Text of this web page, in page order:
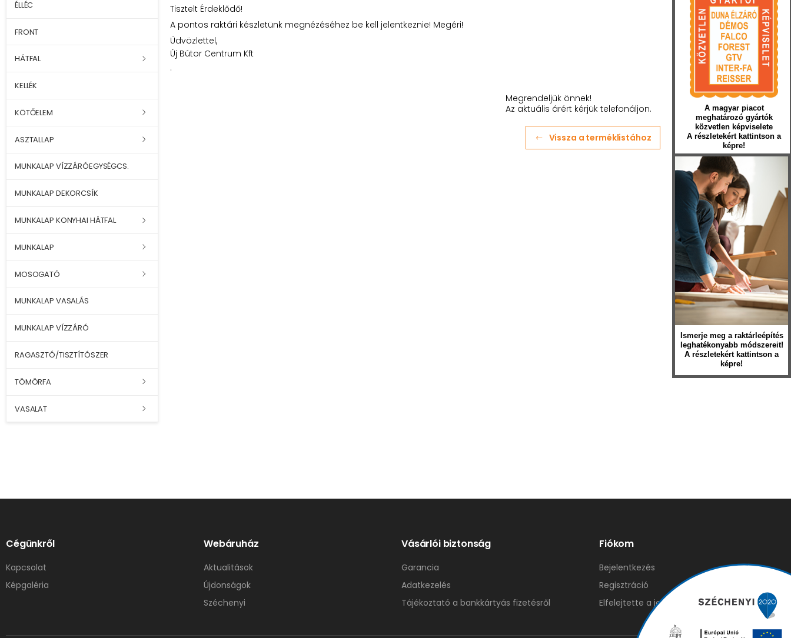
ÉLLÉC
FRONT
HÁTFAL
KELLÉK
KÖTŐELEM
ASZTALLAP
MUNKALAP VÍZZÁRÓEGYSÉGCS.
MUNKALAP DEKORCSÍK
MUNKALAP KONYHAI HÁTFAL
MUNKALAP
MOSOGATÓ
MUNKALAP VASALÁS
MUNKALAP VÍZZÁRÓ
RAGASZTÓ/TISZTÍTÓSZER
TÖMÖRFA
VASALAT
Tisztelt Érdeklődő!
A pontos raktári készletünk megnézéséhez be kell jelentkeznie! Megéri!
Üdvözlettel,
Új Bútor Centrum Kft
.
Megrendeljük önnek!
Az aktuális árért kérjük telefonáljon.
Vissza a terméklistához
A magyar piacot
meghatározó gyártók
közvetlen képviselete
A részletekért kattintson a
képre!
Ismerje meg a raktárleépítés
leghatékonyabb módszereit!
A részletekért kattintson a
képre!
Cégünkről
Kapcsolat
Képgaléria
Webáruház
Aktualitások
Újdonságok
Széchenyi
Vásárlói biztonság
Garancia
Adatkezelés
Tájékoztató a bankkártyás fizetésről
Fiókom
Bejelentkezés
Regisztráció
Elfelejtette a jelszavát?